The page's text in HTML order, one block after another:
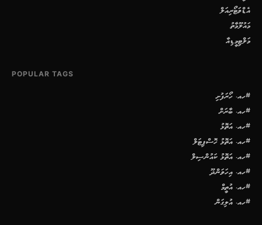
އެޑްވަޓޯރިއަލް
މައުލޫމާތު
މަލްޓިމީޑިއާ
POPULAR TAGS
#ހއ. ހޯރަފުށި
#ހއ. ބާރަށް
#ހއ. އަތޮޅު
#ހއ. އަތޮޅު ހޮސްޕިޓަލް
#ހއ. އަތޮޅު ކައުންސިލް
#ހއ. އިހަވަންދޫ
#ހއ. އުތީމް
#ހއ. އުލިގަން